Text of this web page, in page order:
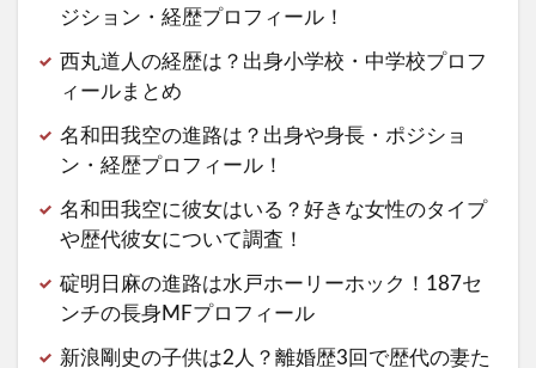
ジション・経歴プロフィール！
西丸道人の経歴は？出身小学校・中学校プロフ
ィールまとめ
名和田我空の進路は？出身や身長・ポジショ
ン・経歴プロフィール！
名和田我空に彼女はいる？好きな女性のタイプ
や歴代彼女について調査！
碇明日麻の進路は水戸ホーリーホック！187セ
ンチの長身MFプロフィール
新浪剛史の子供は2人？離婚歴3回で歴代の妻た